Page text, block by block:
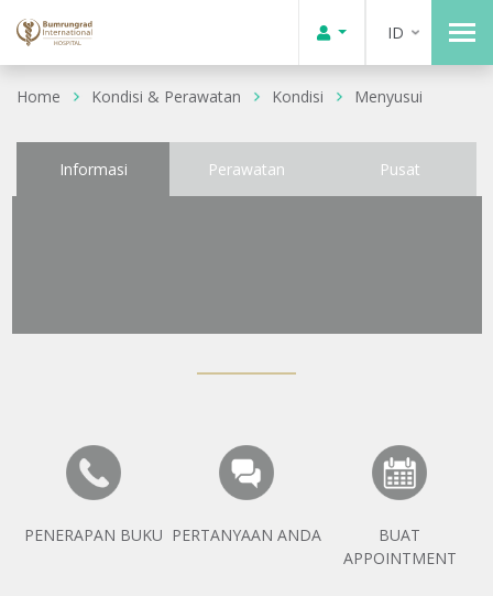
ID
Home Kondisi & Perawatan Kondisi Menyusui
Informasi Perawatan Pusat
PENERAPAN BUKU PERTANYAAN ANDA
BUAT
APPOINTMENT